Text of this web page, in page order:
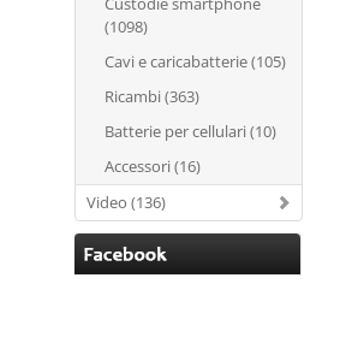
(1098)
Cavi e caricabatterie (105)
Ricambi (363)
Batterie per cellulari (10)
Accessori (16)
Video (136)